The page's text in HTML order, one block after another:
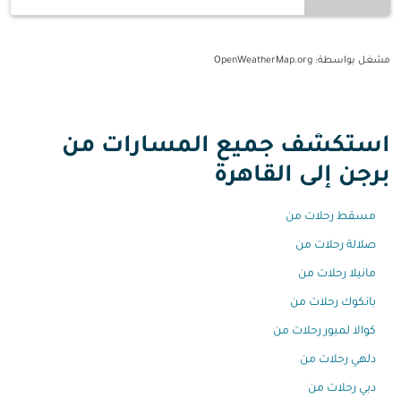
مشغل بواسطة: OpenWeatherMap.org
استكشف جميع المسارات من
برجن إلى القاهرة
مسقط رحلات من
صلالة رحلات من
مانيلا رحلات من
بانكوك رحلات من
كوالا لمبور رحلات من
دلهي رحلات من
دبي رحلات من